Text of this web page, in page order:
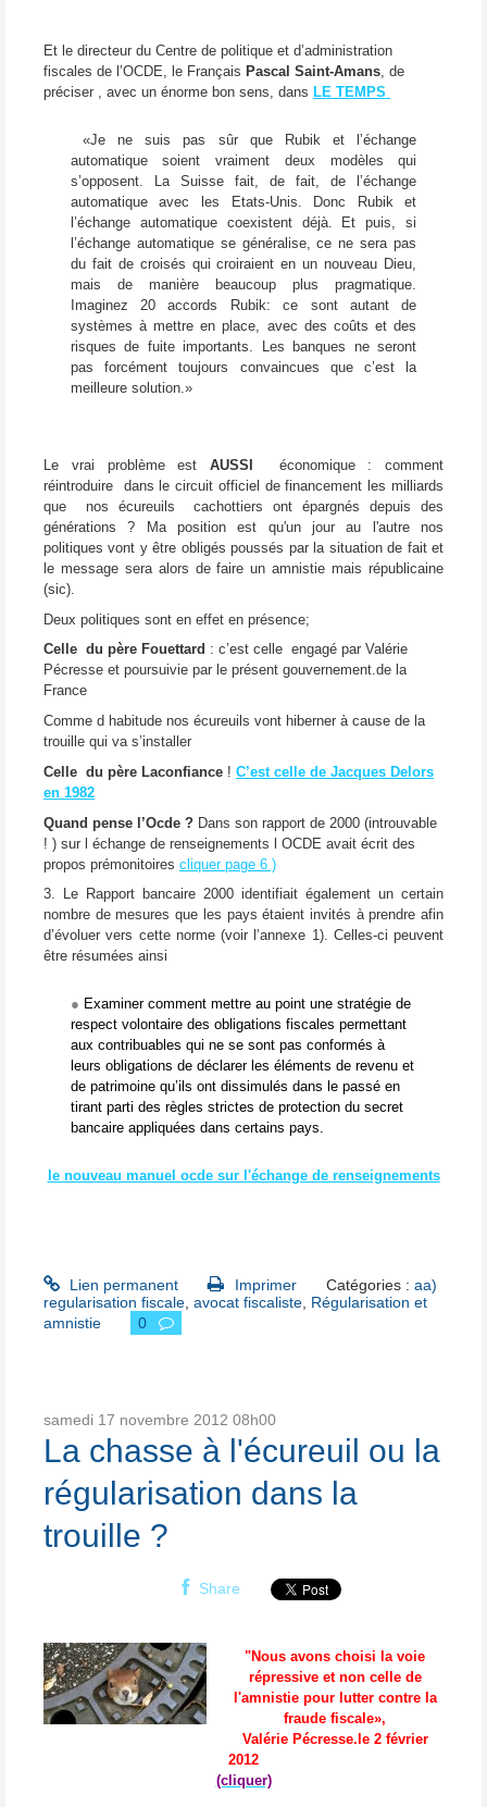
Et le directeur du Centre de politique et d’administration
fiscales de l’OCDE, le Français Pascal Saint-Amans , de
préciser , avec un énorme bon sens, dans LE TEMPS
«Je ne suis pas sûr que Rubik et l’échange
automatique soient vraiment deux modèles qui
s’opposent. La Suisse fait, de fait, de l’échange
automatique avec les Etats-Unis. Donc Rubik et
l’échange automatique coexistent déjà. Et puis, si
l’échange automatique se généralise, ce ne sera pas
du fait de croisés qui croiraient en un nouveau Dieu,
mais de manière beaucoup plus pragmatique.
Imaginez 20 accords Rubik: ce sont autant de
systèmes à mettre en place, avec des coûts et des
risques de fuite importants. Les banques ne seront
pas forcément toujours convaincues que c’est la
meilleure solution.»
Le vrai problème est AUSSI
économique : comment
réintroduire dans le circuit officiel de financement les milliards
que nos écureuils cachottiers ont épargnés depuis des
générations ? Ma position est qu'un jour au l'autre nos
politiques vont y être obligés poussés par la situation de fait et
le message sera alors de faire un amnistie mais républicaine
(sic).
Deux politiques sont en effet en présence;
Celle du père Fouettard : c’est celle engagé par Valérie
Pécresse et poursuivie par le présent gouvernement.de la
France
Comme d habitude nos écureuils vont hiberner à cause de la
trouille qui va s’installer
Celle du père Laconfiance ! C’est celle de Jacques Delors
en 1982
Quand pense l’Ocde ? Dans son rapport de 2000 (introuvable
! ) sur l échange de renseignements l OCDE avait écrit des
propos prémonitoires cliquer page 6 )
3. Le Rapport bancaire 2000 identifiait également un certain
nombre de mesures que les pays étaient invités à prendre afin
d’évoluer vers cette norme (voir l’annexe 1). Celles-ci peuvent
être résumées ainsi
● Examiner comment mettre au point une stratégie de
respect volontaire des obligations fiscales permettant
aux contribuables qui ne se sont pas conformés à
leurs obligations de déclarer les éléments de revenu et
de patrimoine qu’ils ont dissimulés dans le passé en
tirant parti des règles strictes de protection du secret
bancaire appliquées dans certains pays.
le nouveau manuel ocde sur l'échange de renseignements
Lien permanent Imprimer Catégories : aa)
regularisation fiscale avocat fiscaliste Régularisation et
amnistie
0
samedi 17 novembre 2012 08h00
La chasse à l'écureuil ou la
régularisation dans la
trouille ?
Share
"Nous avons choisi la voie
répressive et non celle de
l'amnistie pour lutter contre la
fraude fiscale»,
Valérie Pécresse. le 2 février
2012
(cliquer)